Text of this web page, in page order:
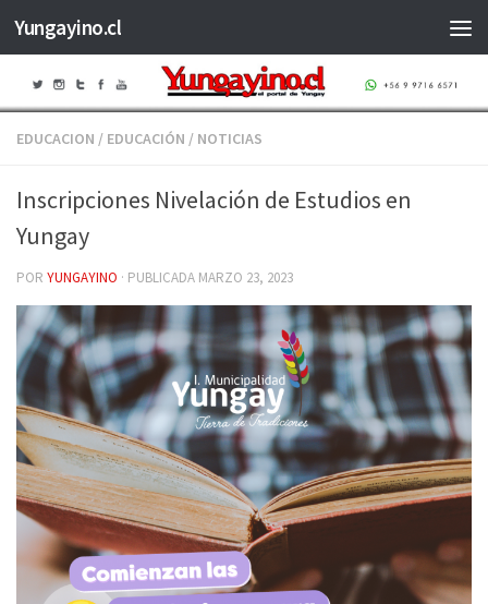
Saltar al contenido
Yungayino.cl
EDUCACION / EDUCACIÓN / NOTICIAS
Inscripciones Nivelación de Estudios en
Yungay
POR YUNGAYINO · PUBLICADA MARZO 23, 2023